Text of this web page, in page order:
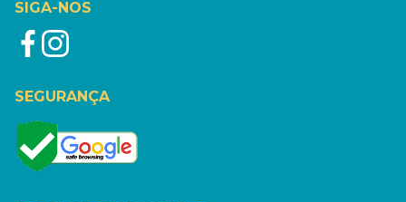
SIGA-NOS
SEGURANÇA